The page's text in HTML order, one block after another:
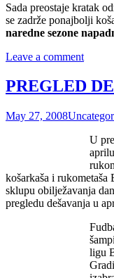
Sada preostaje kratak
se zadrže ponajbolji
naredne sezone
Leave a comment
PREGLED
May 27, 2008
U
košarkaša i
sklupu obilježavanja
pregledu dešavanja u
ligu